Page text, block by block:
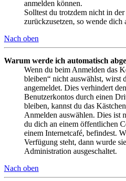
anmelden können.
Solltest du trotzdem nicht in
zurückzusetzen, so wende
Nach oben
Warum werde ich automatisch
Wenn du beim Anmelden das
bleiben“ nicht auswählst, wirst
angemeldet. Dies verhindert
Benutzerkontos durch einen
bleiben, kannst du das
Anmelden auswählen. Dies ist
du dich an einem öffentlichen
einem Internetcafé, befindest.
Verfügung steht, dann wurde
Administration ausgeschaltet.
Nach oben